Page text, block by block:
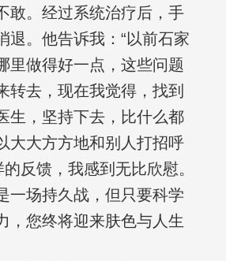
敢。经过系统治疗后，手
退。他告诉我：“以前石家
里做得好一点，这些问题
转去，现在我觉得，找到
生，坚持下去，比什么都
大大方方地和别人打招呼
反馈，我感到无比欣慰。
一场持久战，但只要科学
，您终将迎来肤色与人生